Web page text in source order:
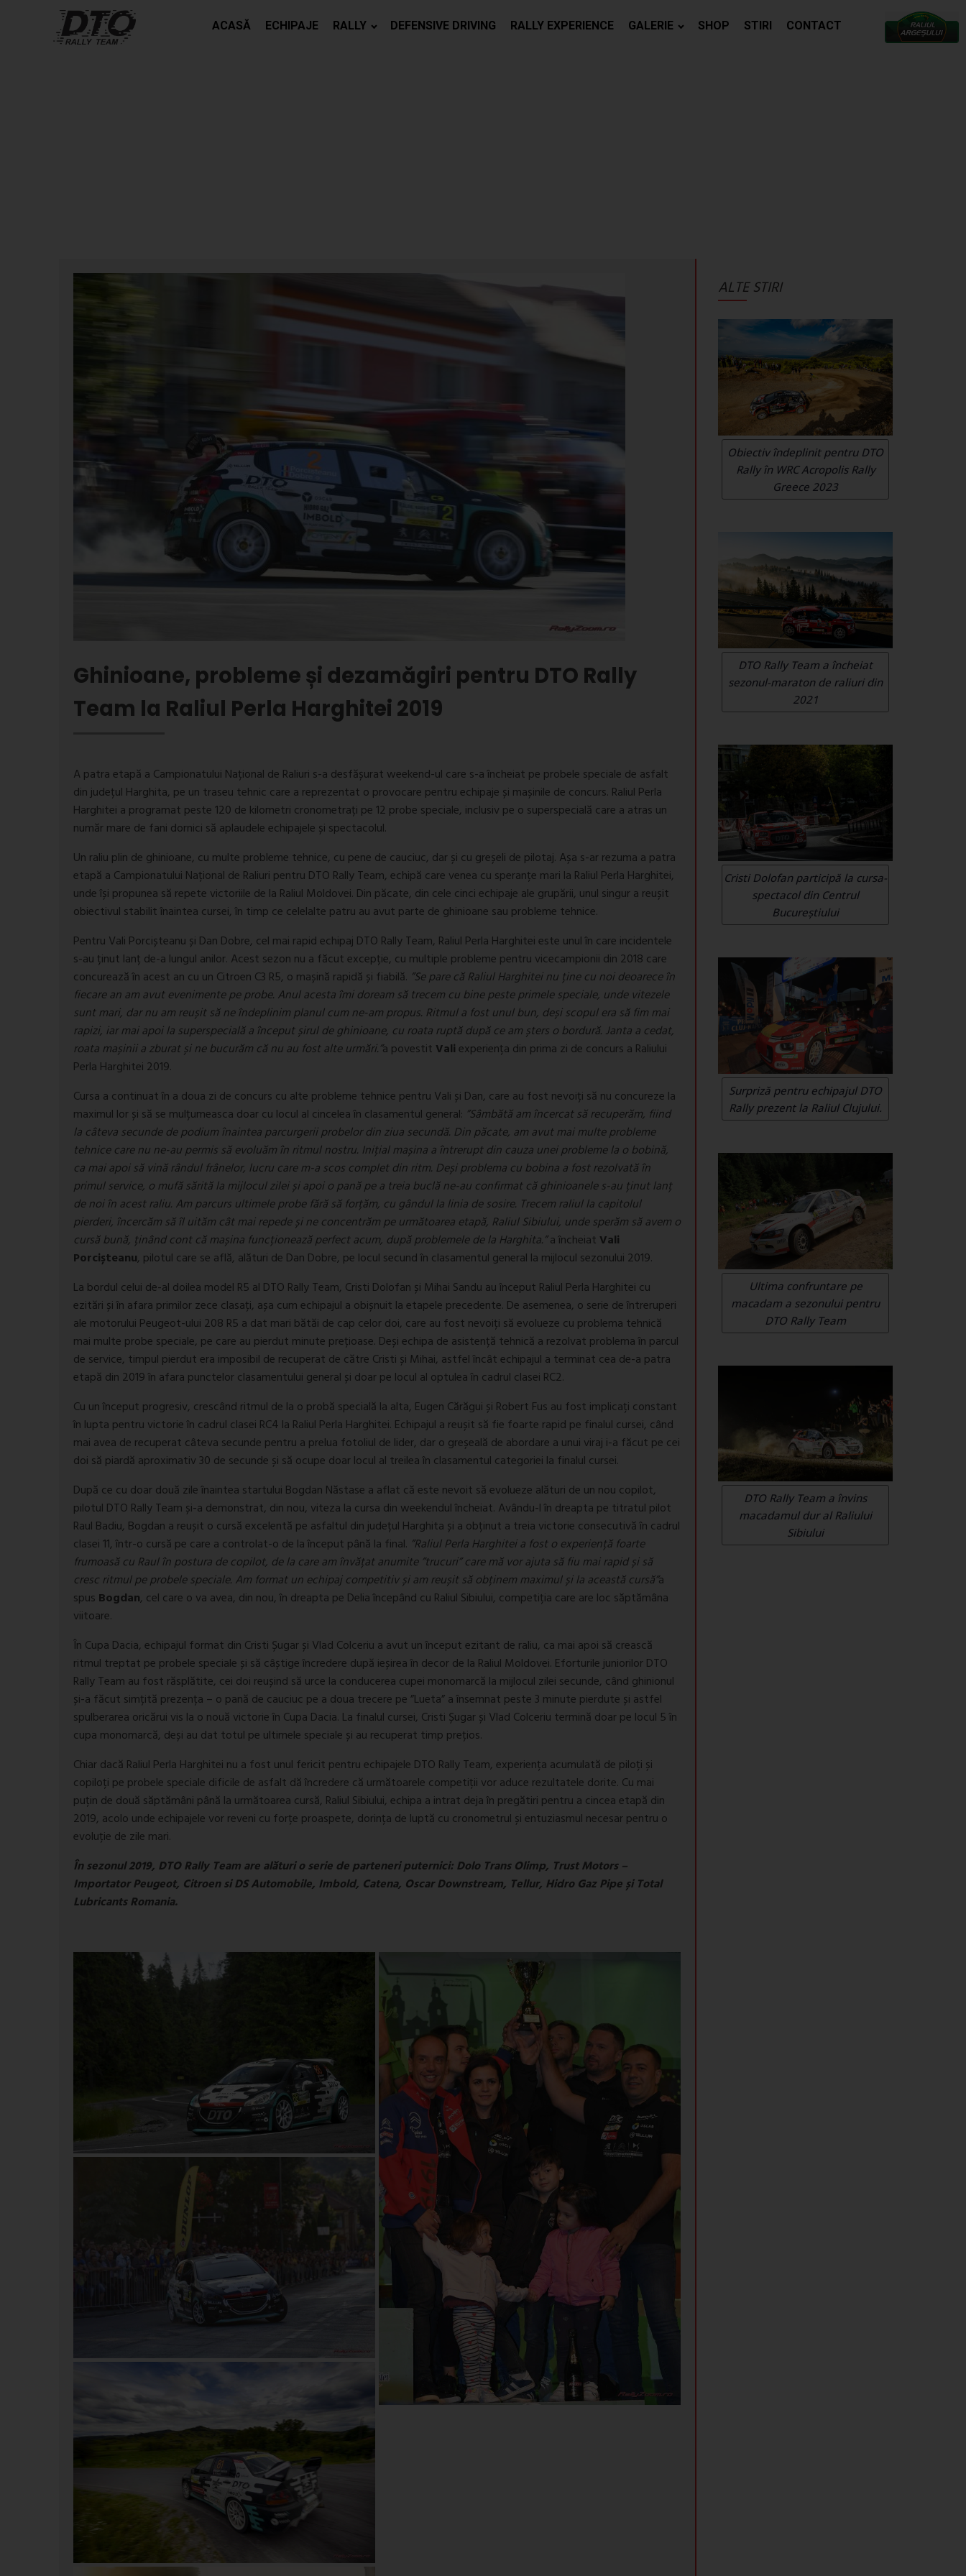
ACASĂ ECHIPAJE RALLY DEFENSIVE DRIVING RALLY EXPERIENCE GALERIE SHOP STIRI CONTACT
Ghinioane, probleme și dezamăgiri pentru DTO Rally
Team la Raliul Perla Harghitei 2019
A patra etapă a Campionatului Național de Raliuri s-a desfășurat weekend-ul care s-a încheiat pe probele speciale de asfalt
din județul Harghita, pe un traseu tehnic care a reprezentat o provocare pentru echipaje și mașinile de concurs. Raliul Perla
Harghitei a programat peste 120 de kilometri cronometrați pe 12 probe speciale, inclusiv pe o superspecială care a atras un
număr mare de fani dornici să aplaudele echipajele și spectacolul.
Un raliu plin de ghinioane, cu multe probleme tehnice, cu pene de cauciuc, dar și cu greșeli de pilotaj. Așa s-ar rezuma a patra
etapă a Campionatului Național de Raliuri pentru DTO Rally Team, echipă care venea cu speranțe mari la Raliul Perla Harghitei,
unde își propunea să repete victoriile de la Raliul Moldovei. Din păcate, din cele cinci echipaje ale grupării, unul singur a reușit
obiectivul stabilit înaintea cursei, în timp ce celelalte patru au avut parte de ghinioane sau probleme tehnice.
Pentru Vali Porcișteanu și Dan Dobre, cel mai rapid echipaj DTO Rally Team, Raliul Perla Harghitei este unul în care incidentele
s-au ținut lanț de-a lungul anilor. Acest sezon nu a făcut excepție, cu multiple probleme pentru vicecampionii din 2018 care
concurează în acest an cu un Citroen C3 R5, o mașină rapidă și fiabilă. ”Se pare că Raliul Harghitei nu ține cu noi deoarece în
fiecare an am avut evenimente pe probe. Anul acesta îmi doream să trecem cu bine peste primele speciale, unde vitezele
sunt mari, dar nu am reușit să ne îndeplinim planul cum ne-am propus. Ritmul a fost unul bun, deși scopul era să fim mai
rapizi, iar mai apoi la superspecială a început șirul de ghinioane, cu roata ruptă după ce am șters o bordură. Janta a cedat,
roata mașinii a zburat și ne bucurăm că nu au fost alte urmări.”a povestit Valiexperiența din prima zi de concurs a Raliului
Perla Harghitei 2019.
Cursa a continuat în a doua zi de concurs cu alte probleme tehnice pentru Vali și Dan, care au fost nevoiți să nu concureze la
maximul lor și să se mulțumeasca doar cu locul al cincelea în clasamentul general: ”Sâmbătă am încercat să recuperăm, fiind
la câteva secunde de podium înaintea parcurgerii probelor din ziua secundă. Din păcate, am avut mai multe probleme
tehnice care nu ne-au permis să evoluăm în ritmul nostru. Inițial mașina a întrerupt din cauza unei probleme la o bobină,
ca mai apoi să vină rândul frânelor, lucru care m-a scos complet din ritm. Deși problema cu bobina a fost rezolvată în
primul service, o mufă sărită la mijlocul zilei și apoi o pană pe a treia buclă ne-au confirmat că ghinioanele s-au ținut lanț
de noi în acest raliu. Am parcurs ultimele probe fără să forțăm, cu gândul la linia de sosire. Trecem raliul la capitolul
pierderi, încercăm să îl uităm cât mai repede și ne concentrăm pe următoarea etapă, Raliul Sibiului, unde sperăm să avem o
cursă bună, ținând cont că mașina funcționează perfect acum, după problemele de la Harghita.”a încheiat Vali
Porcișteanu, pilotul care se află, alături de Dan Dobre, pe locul secund în clasamentul general la mijlocul sezonului 2019.
La bordul celui de-al doilea model R5 al DTO Rally Team, Cristi Dolofan și Mihai Sandu au început Raliul Perla Harghitei cu
ezitări și în afara primilor zece clasați, așa cum echipajul a obișnuit la etapele precedente. De asemenea, o serie de întreruperi
ale motorului Peugeot-ului 208 R5 a dat mari bătăi de cap celor doi, care au fost nevoiți să evolueze cu problema tehnică
mai multe probe speciale, pe care au pierdut minute prețioase. Deși echipa de asistență tehnică a rezolvat problema în parcul
de service, timpul pierdut era imposibil de recuperat de către Cristi și Mihai, astfel încât echipajul a terminat cea de-a patra
etapă din 2019 în afara punctelor clasamentului general și doar pe locul al optulea în cadrul clasei RC2.
Cu un început progresiv, crescând ritmul de la o probă specială la alta, Eugen Cărăgui și Robert Fus au fost implicați constant
în lupta pentru victorie în cadrul clasei RC4 la Raliul Perla Harghitei. Echipajul a reușit să fie foarte rapid pe finalul cursei, când
mai avea de recuperat câteva secunde pentru a prelua fotoliul de lider, dar o greșeală de abordare a unui viraj i-a făcut pe cei
doi să piardă aproximativ 30 de secunde și să ocupe doar locul al treilea în clasamentul categoriei la finalul cursei.
După ce cu doar două zile înaintea startului Bogdan Năstase a aflat că este nevoit să evolueze alături de un nou copilot,
pilotul DTO Rally Team și-a demonstrat, din nou, viteza la cursa din weekendul încheiat. Avându-l în dreapta pe titratul pilot
Raul Badiu, Bogdan a reușit o cursă excelentă pe asfaltul din județul Harghita și a obținut a treia victorie consecutivă în cadrul
clasei 11, într-o cursă pe care a controlat-o de la început până la final. ”Raliul Perla Harghitei a fost o experiență foarte
frumoasă cu Raul în postura de copilot, de la care am învățat anumite ”trucuri” care mă vor ajuta să fiu mai rapid și să
cresc ritmul pe probele speciale. Am format un echipaj competitiv și am reușit să obținem maximul și la această cursă”a
spus Bogdan, cel care o va avea, din nou, în dreapta pe Delia începând cu Raliul Sibiului, competiția care are loc săptămâna
viitoare.
În Cupa Dacia, echipajul format din Cristi Șugar și Vlad Colceriu a avut un început ezitant de raliu, ca mai apoi să crească
ritmul treptat pe probele speciale și să câștige încredere după ieșirea în decor de la Raliul Moldovei. Eforturile juniorilor DTO
Rally Team au fost răsplătite, cei doi reușind să urce la conducerea cupei monomarcă la mijlocul zilei secunde, când ghinionul
și-a făcut simțită prezența – o pană de cauciuc pe a doua trecere pe ”Lueta” a însemnat peste 3 minute pierdute și astfel
spulberarea oricărui vis la o nouă victorie în Cupa Dacia. La finalul cursei, Cristi Șugar și Vlad Colceriu termină doar pe locul 5 în
cupa monomarcă, deși au dat totul pe ultimele speciale și au recuperat timp prețios.
Chiar dacă Raliul Perla Harghitei nu a fost unul fericit pentru echipajele DTO Rally Team, experiența acumulată de piloți și
copiloți pe probele speciale dificile de asfalt dă încredere că următoarele competiții vor aduce rezultatele dorite. Cu mai
puțin de două săptămâni până la următoarea cursă, Raliul Sibiului, echipa a intrat deja în pregătiri pentru a cincea etapă din
2019, acolo unde echipajele vor reveni cu forțe proaspete, dorința de luptă cu cronometrul și entuziasmul necesar pentru o
evoluție de zile mari.
În sezonul 2019, DTO Rally Team are alături o serie de parteneri puternici: Dolo Trans Olimp, Trust Motors –
Importator Peugeot, Citroen si DS Automobile, Imbold, Catena, Oscar Downstream, Tellur, Hidro Gaz Pipe și Total
Lubricants Romania.
ALTE STIRI
Obiectiv îndeplinit pentru DTO
Rally în WRC Acropolis Rally
Greece 2023
DTO Rally Team a încheiat
sezonul-maraton de raliuri din
2021
Cristi Dolofan participă la cursa-
spectacol din Centrul
Bucureștiului
Surpriză pentru echipajul DTO
Rally prezent la Raliul Clujului.
Ultima confruntare pe
macadam a sezonului pentru
DTO Rally Team
DTO Rally Team a învins
macadamul dur al Raliului
Sibiului